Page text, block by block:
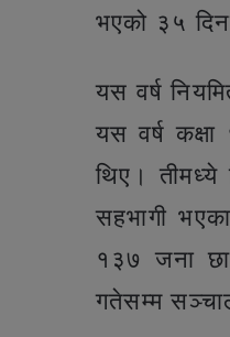
भएको ३५
यस वर्ष
यस वर्ष
थिए। तीमध्ये
सहभागी
१३७ जना
गतेसम्म